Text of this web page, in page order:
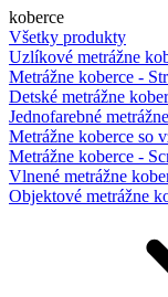
koberce
Všetky produkty
Uzlíkové metrážne
Metrážne koberce -
Detské metrážne
Jednofarebné
Metrážne koberce so
Metrážne koberce -
Vlnené metrážne
Objektové metrážne